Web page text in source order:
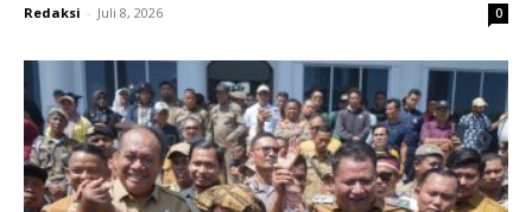
Redaksi - Juli 8, 2026 0